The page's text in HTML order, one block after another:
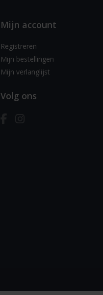
Mijn account
Registreren
Mijn bestellingen
Mijn verlanglijst
Volg ons